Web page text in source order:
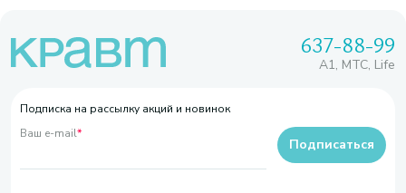
637-88-99
A1, МТС, Life
Подписка на рассылку акций и новинок
Ваш e-mail*
Подписаться